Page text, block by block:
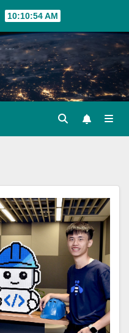
10:10:54 AM